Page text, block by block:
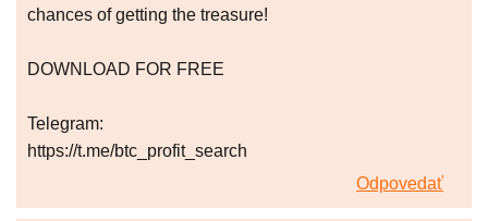
chances of getting the treasure!
DOWNLOAD FOR FREE
Telegram:
https://t.me/btc_profit_search
Odpovedať